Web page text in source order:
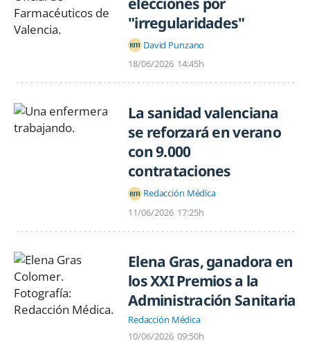
"irregularidades"
David Punzano
18/06/2026 14:45h
La sanidad valenciana
se reforzará en verano
con 9.000
contrataciones
Redacción Médica
11/06/2026 17:25h
Elena Gras, ganadora en
los XXI Premios a la
Administración Sanitaria
Redacción Médica
10/06/2026 09:50h